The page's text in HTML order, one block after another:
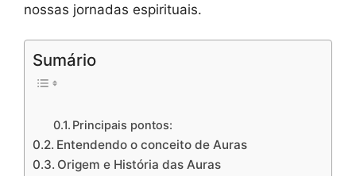
nossas jornadas espirituais.
Sumário
Principais pontos:
Entendendo o conceito de Auras
Origem e História das Auras